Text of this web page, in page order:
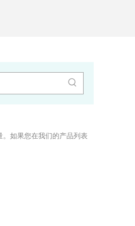
如果您在我们的产品列表